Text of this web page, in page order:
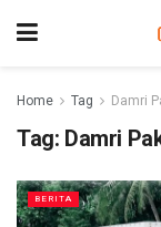
Home Tag Damri
Tag: Damri
BERITA